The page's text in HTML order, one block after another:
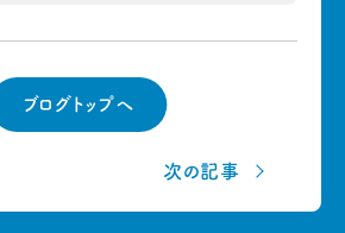
ブログトップへ
次の記事